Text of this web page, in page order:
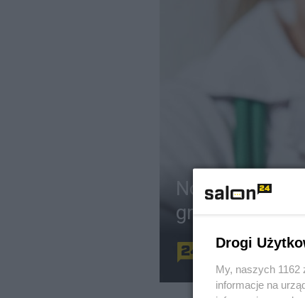
Nowa
grypie. Kiedy
Redakcja
Drogi
My, naszych 1162
informacje na